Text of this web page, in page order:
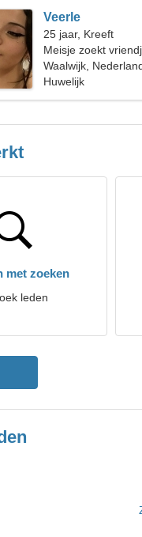
Veerle
25 jaar, Kreeft
Meisje zoekt
Waalwijk,
Huwelijk
met zoeken
leden